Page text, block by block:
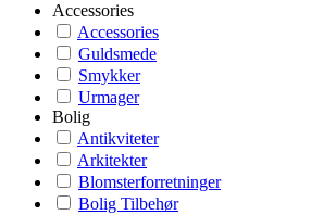
Accessories
Accessories
Guldsmede
Smykker
Urmager
Bolig
Antikviteter
Arkitekter
Blomsterforretninger
Bolig Tilbehør